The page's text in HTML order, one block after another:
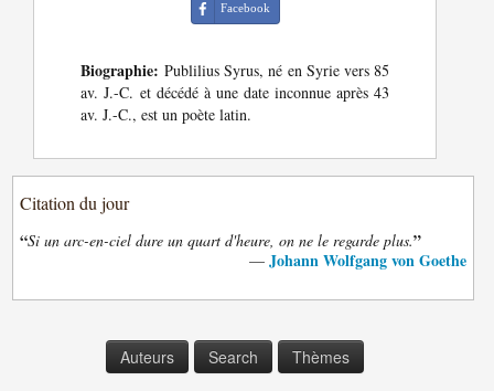
Facebook
Biographie: Publilius Syrus, né en Syrie vers 85
av. J.-C. et décédé à une date inconnue après 43
av. J.-C., est un poète latin.
Citation du jour
“Si un arc-en-ciel dure un quart d'heure, on ne le regarde plus.”
— Johann Wolfgang von Goethe
Auteurs Search Thèmes